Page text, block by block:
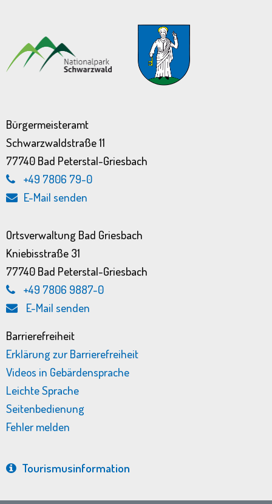
Bürgermeisteramt
Schwarzwaldstraße 11
77740 Bad Peterstal-Griesbach
+49 7806 79-0
E-Mail senden
Ortsverwaltung Bad Griesbach
Kniebisstraße 31
77740 Bad Peterstal-Griesbach
+49 7806 9887-0
E-Mail senden
Barrierefreiheit
Erklärung zur Barrierefreiheit
Videos in Gebärdensprache
Leichte Sprache
Seitenbedienung
Fehler melden
Tourismus­information